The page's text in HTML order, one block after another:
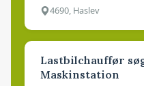
4690, Haslev
Lastbilchauffør
Maskinstation